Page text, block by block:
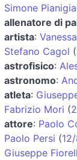
Simone
allenatore di
artista:
Stefano Cagol (
astrofisico:
astronomo:
atleta:
Fabrizio Mori (
attore: Paolo
Paolo Persi (
Giuseppe